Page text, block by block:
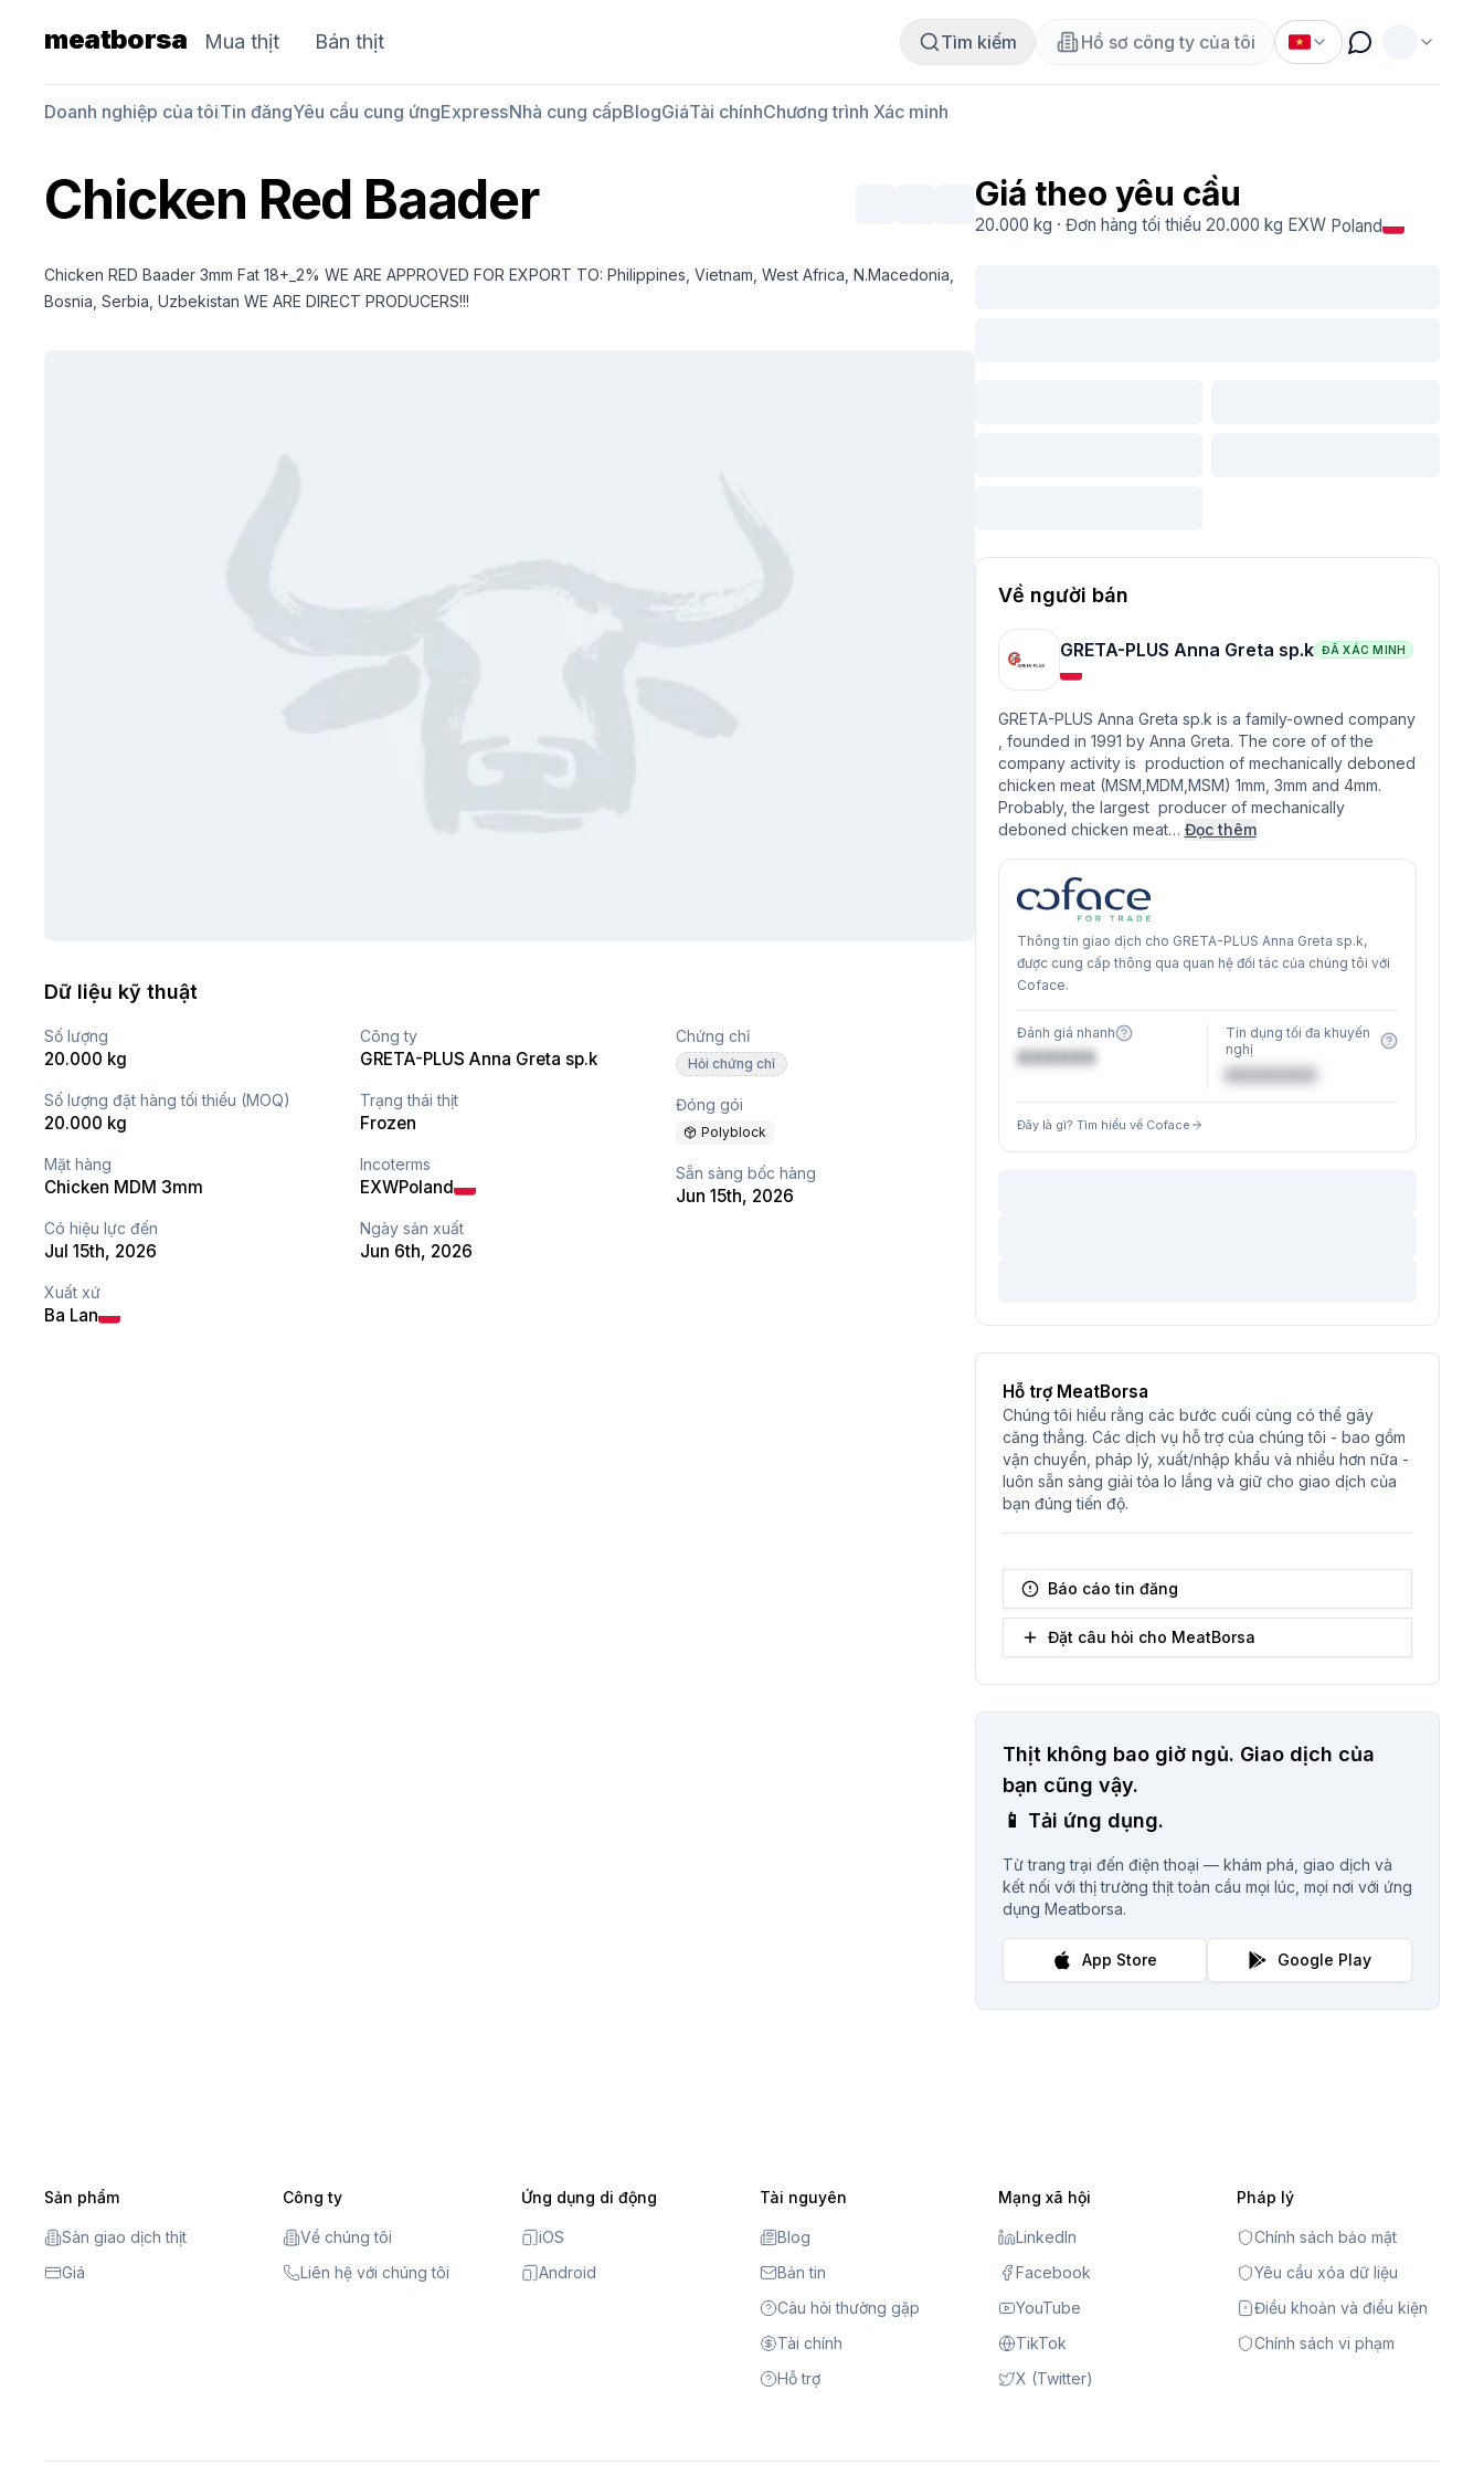
meatborsa Mua thịt Bán thịt Tìm kiếm Hồ sơ công ty của tôi
Doanh nghiệp của tôiTin đăngYêu cầu cung ứngExpressNhà cung cấpBlogGiáTài chínhChương trình Xác minh
Chicken Red Baader
Chicken RED Baader 3mm Fat 18+_2% WE ARE APPROVED FOR EXPORT TO: Philippines, Vietnam, West Africa, N.Macedonia,
Bosnia, Serbia, Uzbekistan WE ARE DIRECT PRODUCERS!!!
Dữ liệu kỹ thuật
Số lượng
20.000 kg
Số lượng đặt hàng tối thiểu (MOQ)
20.000 kg
Mặt hàng
Chicken MDM 3mm
Có hiệu lực đến
Jul 15th, 2026
Xuất xứ
Ba Lan
Công ty
GRETA-PLUS Anna Greta sp.k
Trạng thái thịt
Frozen
Incoterms
EXWPoland
Ngày sản xuất
Jun 6th, 2026
Chứng chỉ
Hỏi chứng chỉ
Đóng gói
Polyblock
Sẵn sàng bốc hàng
Jun 15th, 2026
Giá theo yêu cầu
20.000 kg · Đơn hàng tối thiểu 20.000 kg EXW Poland
Về người bán
GRETA-PLUS Anna Greta sp.k ĐÃ XÁC MINH
GRETA-PLUS Anna Greta sp.k is a family-owned company
, founded in 1991 by Anna Greta. The core of of the
company activity is production of mechanically deboned
chicken meat (MSM,MDM,MSM) 1mm, 3mm and 4mm.
Probably, the largest producer of mechanically
deboned chicken meat… Đọc thêm
Thông tin giao dịch cho GRETA-PLUS Anna Greta sp.k,
được cung cấp thông qua quan hệ đối tác của chúng tôi với
Coface.
Đánh giá nhanh
XXXXXX
Tín dụng tối đa khuyến
nghị
€XXXXXX
Đây là gì? Tìm hiểu về Coface
Hỗ trợ MeatBorsa
Chúng tôi hiểu rằng các bước cuối cùng có thể gây
căng thẳng. Các dịch vụ hỗ trợ của chúng tôi - bao gồm
vận chuyển, pháp lý, xuất/nhập khẩu và nhiều hơn nữa -
luôn sẵn sàng giải tỏa lo lắng và giữ cho giao dịch của
bạn đúng tiến độ.
Báo cáo tin đăng
Đặt câu hỏi cho MeatBorsa
Thịt không bao giờ ngủ. Giao dịch của
bạn cũng vậy.
📱 Tải ứng dụng.
Từ trang trại đến điện thoại — khám phá, giao dịch và
kết nối với thị trường thịt toàn cầu mọi lúc, mọi nơi với ứng
dụng Meatborsa.
App Store Google Play
Sản phẩm
Sàn giao dịch thịt
Giá
Công ty
Về chúng tôi
Liên hệ với chúng tôi
Ứng dụng di động
iOS
Android
Tài nguyên
Blog
Bản tin
Câu hỏi thường gặp
Tài chính
Hỗ trợ
Mạng xã hội
LinkedIn
Facebook
YouTube
TikTok
X (Twitter)
Pháp lý
Chính sách bảo mật
Yêu cầu xóa dữ liệu
Điều khoản và điều kiện
Chính sách vi phạm